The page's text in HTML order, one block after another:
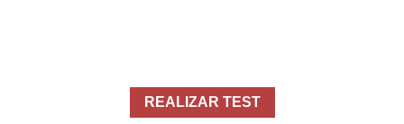
REALIZAR TEST